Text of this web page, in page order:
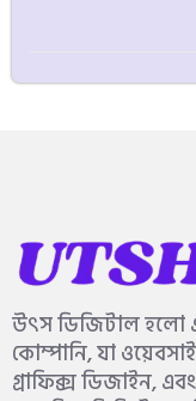
উৎস ডিজিটাল হলো
কোম্পানি, যা
গ্রাফিক্স ডিজাইন,